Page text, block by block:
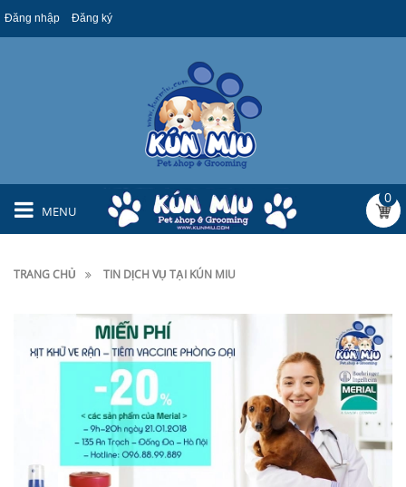
Đăng nhập Đăng ký
MENU
0
TRANG CHỦ TIN DỊCH VỤ TẠI KÚN MIU